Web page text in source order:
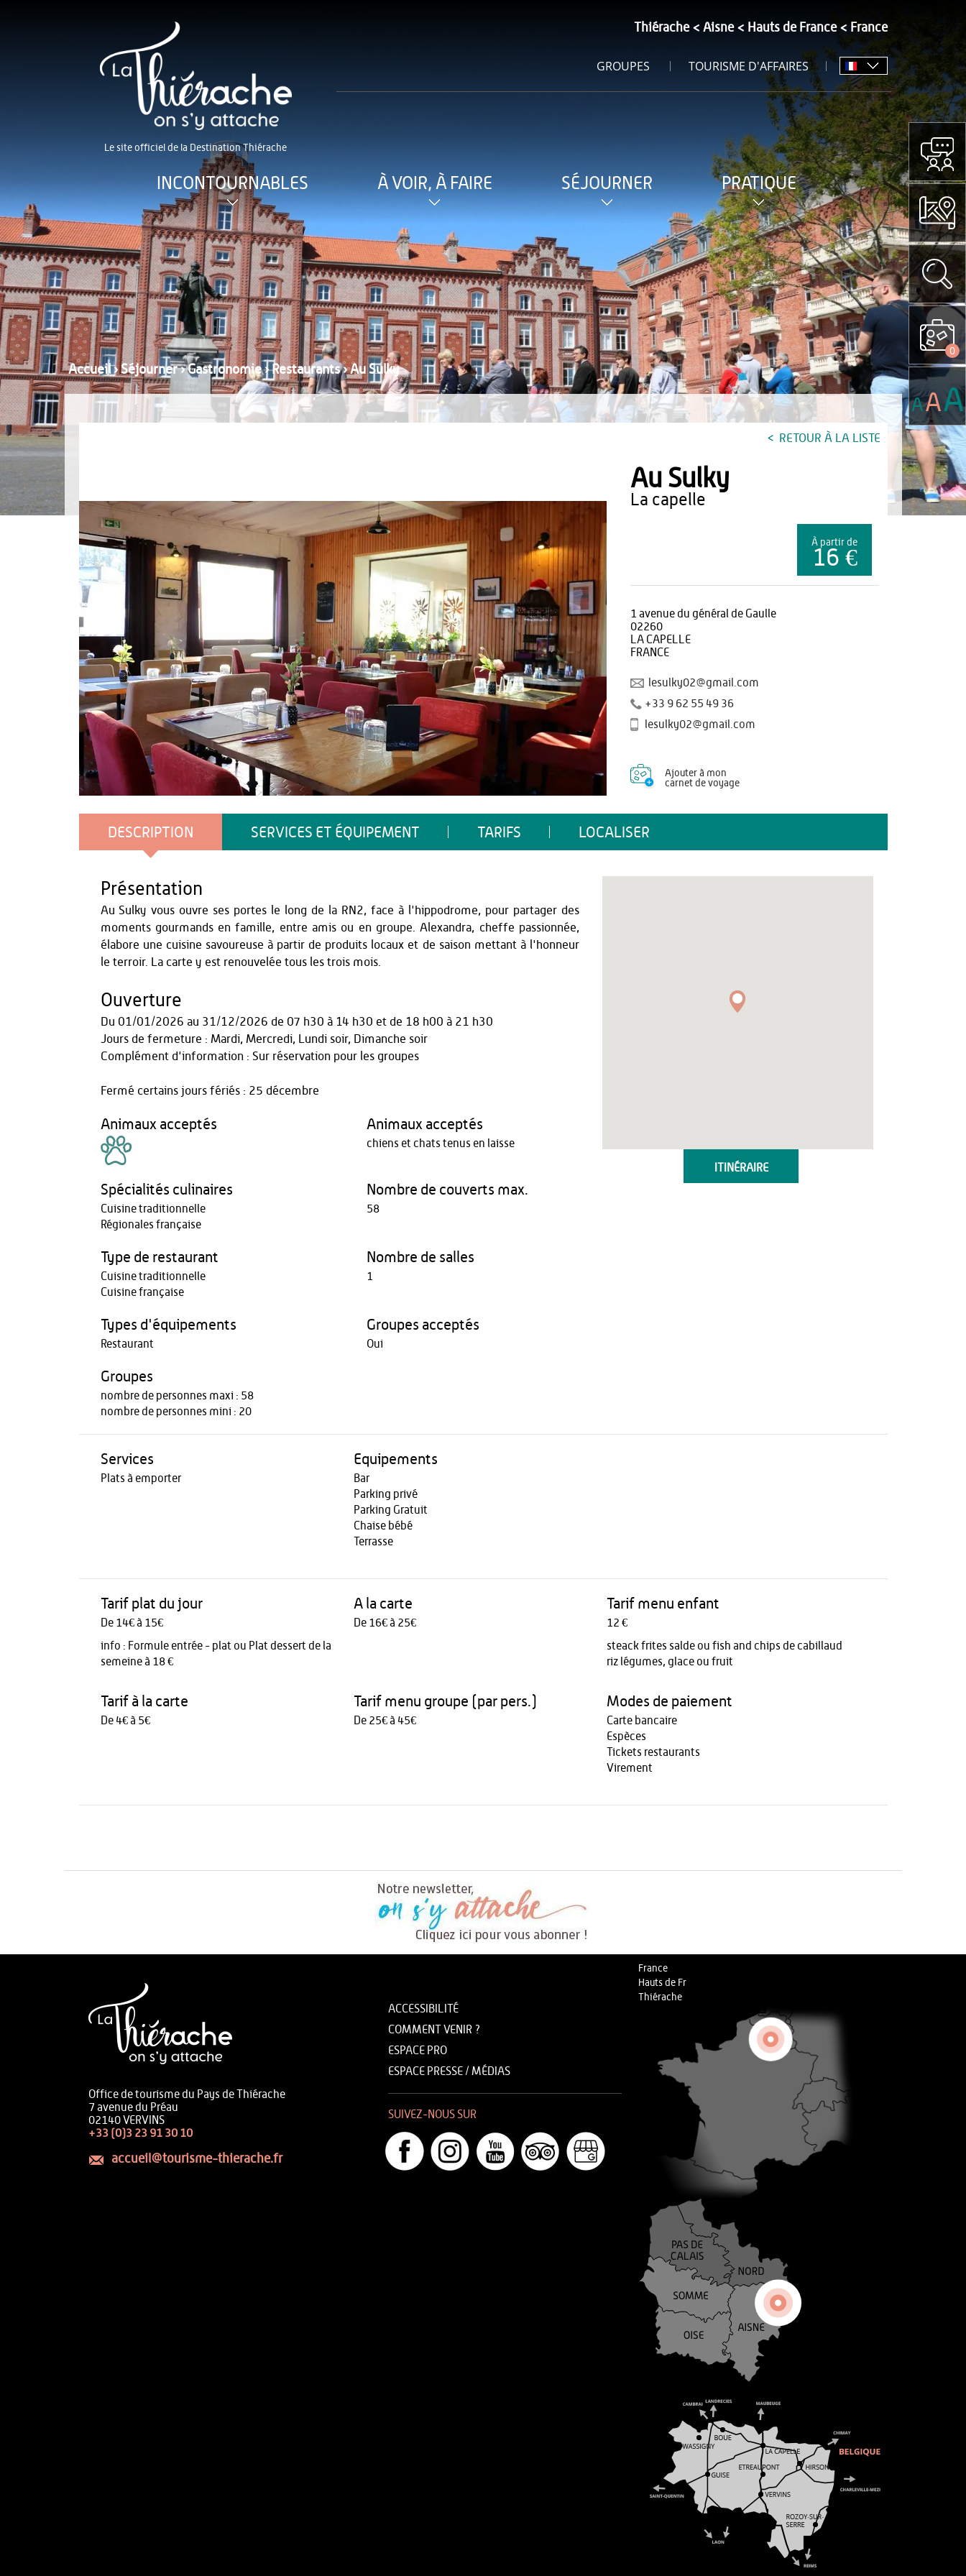
Le site officiel de la Destination Thiérache
Thiérache Aisne Hauts de France France
GROUPES TOURISME D'AFFAIRES
INCONTOURNABLES À VOIR, À FAIRE SÉJOURNER PRATIQUE
Accueil›Séjourner›Gastronomie›Restaurants›Au Sulky
RETOUR À LA LISTE
Au Sulky
la capelle
À partir de
16 €
1 avenue du général de Gaulle
02260
LA CAPELLE
FRANCE
lesulky02@gmail.com
+33 9 62 55 49 36
lesulky02@gmail.com
Ajouter à mon
carnet de voyage
DESCRIPTION SERVICES ET ÉQUIPEMENT TARIFS LOCALISER
ITINÉRAIRE
Présentation
Au Sulky vous ouvre ses portes le long de la RN2, face à l'hippodrome, pour partager des
moments gourmands en famille, entre amis ou en groupe. Alexandra, cheffe passionnée,
élabore une cuisine savoureuse à partir de produits locaux et de saison mettant à l'honneur
le terroir. La carte y est renouvelée tous les trois mois.
Ouverture
Du 01/01/2026 au 31/12/2026 de 07 h30 à 14 h30 et de 18 h00 à 21 h30
Jours de fermeture : Mardi, Mercredi, Lundi soir, Dimanche soir
Complément d'information : Sur réservation pour les groupes
Fermé certains jours fériés : 25 décembre
Animaux acceptés Animaux acceptés
chiens et chats tenus en laisse
Spécialités culinaires
Cuisine traditionnelle
Régionales française
Nombre de couverts max.
58
Type de restaurant
Cuisine traditionnelle
Cuisine française
Nombre de salles
1
Types d'équipements
Restaurant
Groupes acceptés
Oui
Groupes
nombre de personnes maxi : 58
nombre de personnes mini : 20
Services
Plats à emporter
Equipements
Bar
Parking privé
Parking Gratuit
Chaise bébé
Terrasse
Tarif plat du jour
De 14€ à 15€
info : Formule entrée - plat ou Plat dessert de la
semeine à 18 €
A la carte
De 16€ à 25€
Tarif menu enfant
12 €
steack frites salde ou fish and chips de cabillaud
riz légumes, glace ou fruit
Tarif à la carte
De 4€ à 5€
Tarif menu groupe (par pers.)
De 25€ à 45€
Modes de paiement
Carte bancaire
Espèces
Tickets restaurants
Virement
Office de tourisme du Pays de Thiérache
7 avenue du Préau
02140 VERVINS
+33 (0)3 23 91 30 10
accueil@tourisme-thierache.fr
ACCESSIBILITÉ
COMMENT VENIR ?
ESPACE PRO
ESPACE PRESSE / MÉDIAS
SUIVEZ-NOUS SUR
France
Hauts de Fr
Thiérache
0
AAA